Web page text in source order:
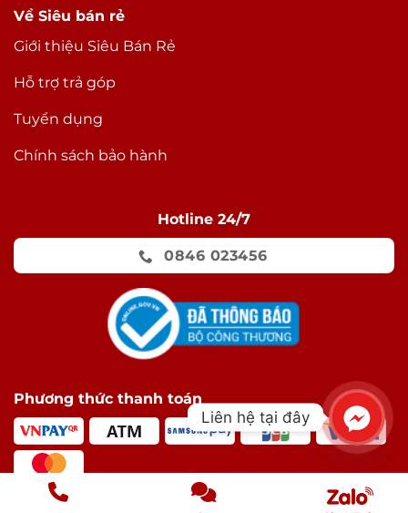
Về Siêu bán rẻ
Giới thiệu Siêu Bán Rẻ
Hỗ trợ trả góp
Tuyển dụng
Chính sách bảo hành
Hotline 24/7
0846 023456
Phương thức thanh toán
Liên hệ tại đây